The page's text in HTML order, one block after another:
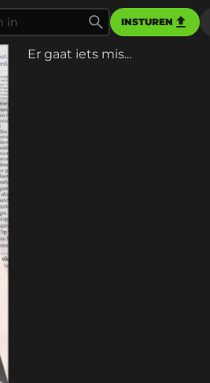
INSTUREN
Er gaat iets mis...